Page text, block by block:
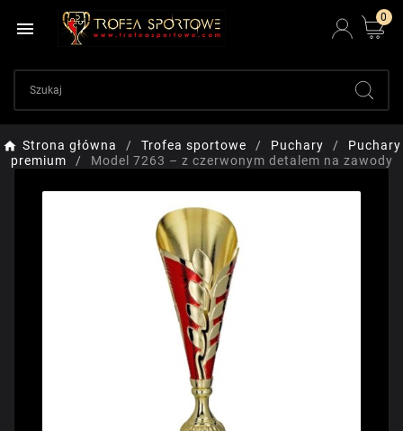

0
Strona główna Trofea sportowe Puchary
Puchary
premium
Model 7263 – z czerwonym detalem na zawody